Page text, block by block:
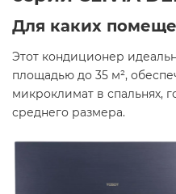
Для каких
Этот кондиционер
площадью до 35 м²,
микроклимат в спальнях,
среднего размера.​